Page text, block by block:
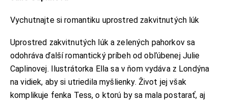
Vychutnajte si romantiku uprostred zakvitnutých lúk
Uprostred zakvitnutých lúk a zelených pahorkov sa
odohráva ďalší romantický príbeh od obľúbenej Julie
Caplinovej. Ilustrátorka Ella sa v ňom vydáva z Londýna
na vidiek, aby si utriedila myšlienky. Život jej však
komplikuje fenka Tess, o ktorú by sa mala postarať, aj